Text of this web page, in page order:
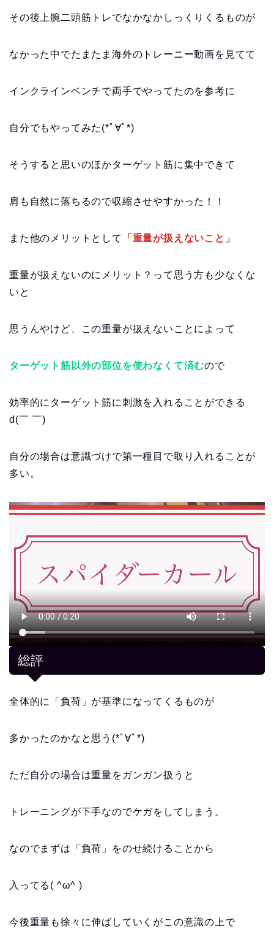
その後上腕二頭筋トレでなかなかしっくりくるものが
なかった中でたまたま海外のトレーニー動画を見てて
インクラインベンチで両手でやってたのを参考に
自分でもやってみた(*ﾟ∀ﾟ*)
そうすると思いのほかターゲット筋に集中できて
肩も自然に落ちるので収縮させやすかった！！
また他のメリットとして 「重量が扱えないこと」
重量が扱えないのにメリット？って思う方も少なくな
いと
思うんやけど、この重量が扱えないことによって
ターゲット筋以外の部位を使わなくて済むので
効率的にターゲット筋に刺激を入れることができる
d(￣ ￣)
自分の場合は意識づけで第一種目で取り入れることが
多い。
総評
全体的に「負荷」が基準になってくるものが
多かったのかなと思う(*ﾟ∀ﾟ*)
ただ自分の場合は重量をガンガン扱うと
トレーニングが下手なのでケガをしてしまう。
なのでまずは「負荷」をのせ続けることから
入ってる( ^ω^ )
今後重量も徐々に伸ばしていくがこの意識の上で